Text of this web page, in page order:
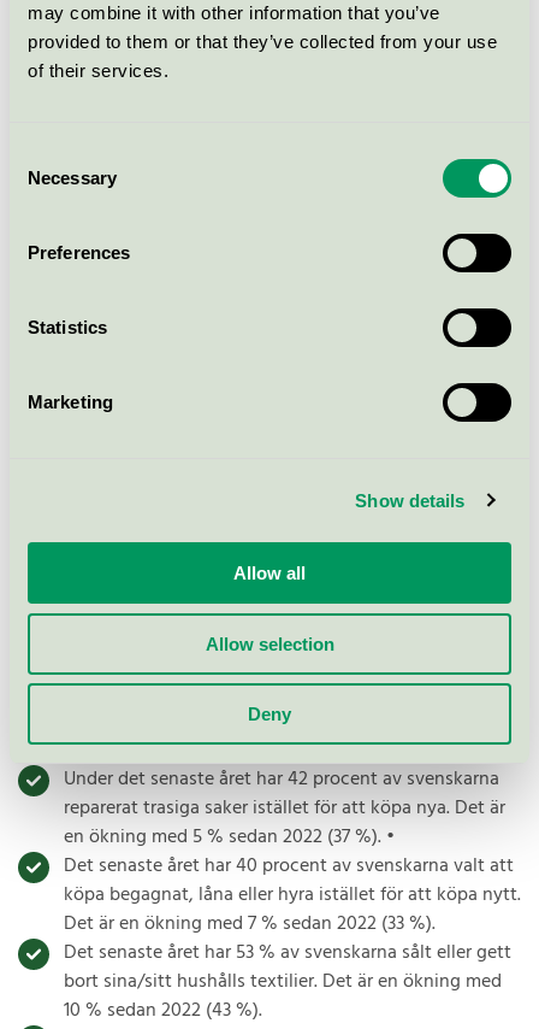
may combine it with other information that you’ve
provided to them or that they’ve collected from your use
of their services.
Selection
Necessary
Preferences
Statistics
Marketing
Show details
Allow all
Allow selection
Deny
under åren 2022-2024. Undersökningen "Nordic
consumer sustainability index" genomfördes av Opinion
på uppdrag av Nordisk miljömärkning. Totalt tillfrågades
4 516 nordiska konsumenter, varav 1 003 svenskar i
Svenska konsumenter om hållbar
75 % procent av svenskarna säger att de försöker
begränsa sin egen miljöpåverkan så mycket som
möjligt i vardagen
blivit mer medvetna om att inte köpa saker de inte
behöver för att minska sin egen miljöpåverkan. Det är
en ökning med 10 % sedan 2022 (44 %).
Under det senaste året har 42 procent av svenskarna
reparerat trasiga saker istället för att köpa nya. Det är
en ökning med 5 % sedan 2022 (37 %). •
Det senaste året har 40 procent av svenskarna valt att
köpa begagnat, låna eller hyra istället för att köpa nytt.
Det är en ökning med 7 % sedan 2022 (33 %).
Det senaste året har 53 % av svenskarna sålt eller gett
bort sina/sitt hushålls textilier. Det är en ökning med
10 % sedan 2022 (43 %).